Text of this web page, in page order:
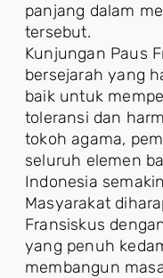
panjang dalam
tersebut.
Kunjungan Paus
bersejarah yang
baik untuk
toleransi dan
tokoh agama,
seluruh elemen
Indonesia
Masyarakat
Fransiskus
yang penuh
membangun